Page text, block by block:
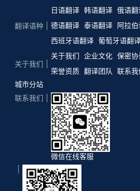
翻译语种
日语翻译 韩语翻译 俄语翻
德语翻译 泰语翻译 阿拉
西班牙语翻译 葡萄牙语翻
关于我们
关于我们 企业文化 保密协
荣誉资质 翻译团队
联系我
城市分站
联系我们
微信在线客服